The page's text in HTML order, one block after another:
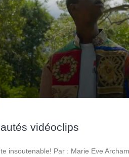
vidéoclips
insoutenable! Par : Marie Eve